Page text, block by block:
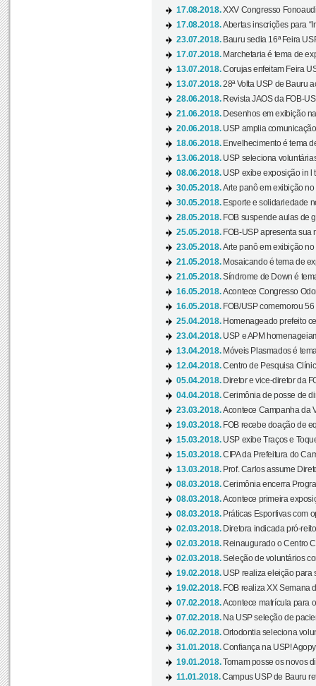
17.08.2018.XXV Congresso
17.08.2018.Abertas inscrições para
23.07.2018. Bauru sedia 16ª Feira
17.07.2018. Marchetaria é tema de
13.07.2018.Corujas enfeitam Feira
13.07.2018.28ª Volta USP de Bauru
28.06.2018. Revista JAOS da FOB-
21.06.2018. Desenhos em exibição
20.06.2018. USP amplia
18.06.2018. Envelhecimento é tema
13.06.2018. USP seleciona
08.06.2018. USP exibe exposição in l
30.05.2018.Arte panô em exibição no
30.05.2018. Esporte e solidariedade
28.05.2018. FOB suspende aulas de
25.05.2018. FOB-USP apresenta sua
23.05.2018.Arte panô em exibição no
21.05.2018. Mosaicando é tema de
21.05.2018.Síndrome de Down é
16.05.2018.Acontece Congresso
16.05.2018. FOB/USP comemorou
25.04.2018. Homenageado prefeito
23.04.2018. USP e APM
13.04.2018. Móveis Plasmados é
12.04.2018.Centro de Pesquisa
05.04.2018. Diretor e vice-diretor da
04.04.2018.Cerimônia de posse de
23.03.2018.Acontece Campanha da
19.03.2018. FOB recebe doação de
15.03.2018. USP exibe Traços e
15.03.2018.CIPA da Prefeitura do
13.03.2018. Prof. Carlos assume
08.03.2018.Cerimônia encerra
08.03.2018.Acontece primeira
08.03.2018. Práticas Esportivas com
02.03.2018. Diretora indicada pró-
02.03.2018. Reinaugurado o Centro
02.03.2018.Seleção de voluntários
19.02.2018. USP realiza eleição para
19.02.2018. FOB realiza XX Semana
07.02.2018.Acontece matrícula para
07.02.2018. Na USP seleção de
06.02.2018.Ortodontia seleciona
31.01.2018.Confiança na USP!
19.01.2018.Tomam posse os novos
11.01.2018.Campus USP de Bauru